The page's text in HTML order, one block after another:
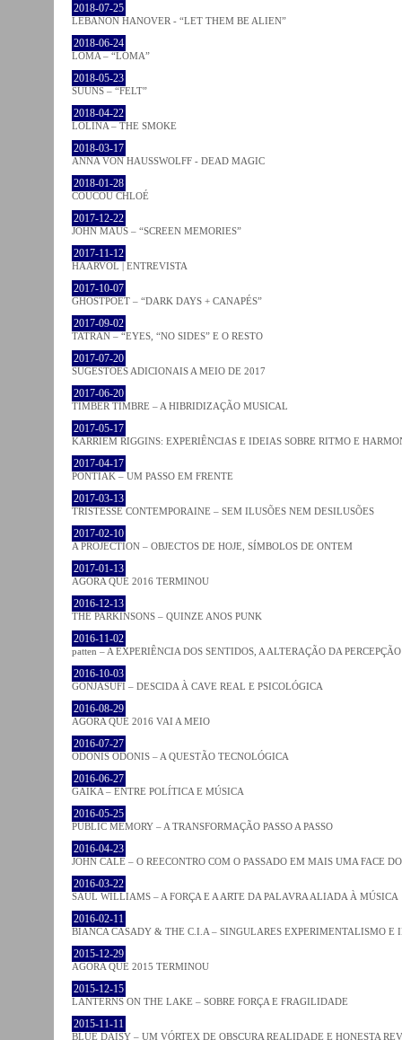
2018-07-25
LEBANON HANOVER - “LET THEM BE ALIEN”
2018-06-24
LOMA – “LOMA”
2018-05-23
SUUNS – “FELT”
2018-04-22
LOLINA – THE SMOKE
2018-03-17
ANNA VON HAUSSWOLFF - DEAD MAGIC
2018-01-28
COUCOU CHLOÉ
2017-12-22
JOHN MAUS – “SCREEN MEMORIES”
2017-11-12
HAARVÖL | ENTREVISTA
2017-10-07
GHOSTPOET – “DARK DAYS + CANAPÉS”
2017-09-02
TATRAN – “EYES, “NO SIDES” E O RESTO
2017-07-20
SUGESTÕES ADICIONAIS A MEIO DE 2017
2017-06-20
TIMBER TIMBRE – A HIBRIDIZAÇÃO MUSICAL
2017-05-17
KARRIEM RIGGINS: EXPERIÊNCIAS E IDEIAS SOBRE RITMO E
2017-04-17
PONTIAK – UM PASSO EM FRENTE
2017-03-13
TRISTESSE CONTEMPORAINE – SEM ILUSÕES NEM DESILUSÕES
2017-02-10
A PROJECTION – OBJECTOS DE HOJE, SÍMBOLOS DE ONTEM
2017-01-13
AGORA QUE 2016 TERMINOU
2016-12-13
THE PARKINSONS – QUINZE ANOS PUNK
2016-11-02
patten – A EXPERIÊNCIA DOS SENTIDOS, A ALTERAÇÃO DA PERCEPÇÃO
2016-10-03
GONJASUFI – DESCIDA À CAVE REAL E PSICOLÓGICA
2016-08-29
AGORA QUE 2016 VAI A MEIO
2016-07-27
ODONIS ODONIS – A QUESTÃO TECNOLÓGICA
2016-06-27
GAIKA – ENTRE POLÍTICA E MÚSICA
2016-05-25
PUBLIC MEMORY – A TRANSFORMAÇÃO PASSO A PASSO
2016-04-23
JOHN CALE – O REECONTRO COM O PASSADO EM MAIS UMA FACE
2016-03-22
SAUL WILLIAMS – A FORÇA E A ARTE DA PALAVRA ALIADA À MÚSICA
2016-02-11
BIANCA CASADY & THE C.I.A – SINGULARES EXPERIMENTALISMO E
2015-12-29
AGORA QUE 2015 TERMINOU
2015-12-15
LANTERNS ON THE LAKE – SOBRE FORÇA E FRAGILIDADE
2015-11-11
BLUE DAISY – UM VÓRTEX DE OBSCURA REALIDADE E HONESTA